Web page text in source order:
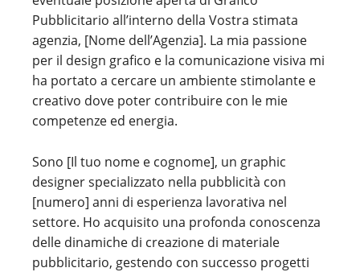
Pubblicitario all’interno della Vostra stimata
agenzia, [Nome dell’Agenzia]. La mia passione
per il design grafico e la comunicazione visiva mi
ha portato a cercare un ambiente stimolante e
creativo dove poter contribuire con le mie
competenze ed energia.
Sono [Il tuo nome e cognome], un graphic
designer specializzato nella pubblicità con
[numero] anni di esperienza lavorativa nel
settore. Ho acquisito una profonda conoscenza
delle dinamiche di creazione di materiale
pubblicitario, gestendo con successo progetti